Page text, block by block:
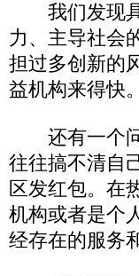
我们发现具
力、主导社会
担过多创新的
益机构来得快。
还有一个问
往往搞不清自
区发红包。在
机构或者是个
经存在的服务